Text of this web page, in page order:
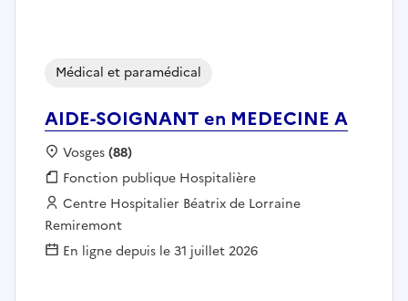
AIDE-SOIGNANT en MEDECINE A
Médical et paramédical
Localisation :
Vosges(88)
Fonction publique :
Fonction publique Hospitalière
Employeur :
Centre Hospitalier Béatrix de Lorraine
Remiremont
En ligne depuis le 31 juillet 2026